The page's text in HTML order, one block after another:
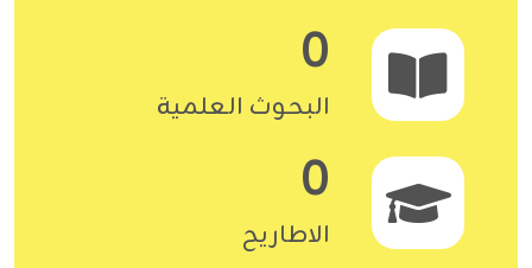
0
البحوث العلمية
0
الاطاريح